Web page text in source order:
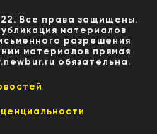
Все права защищены.
материалов
разрешения
материалов прямая
обязательна.